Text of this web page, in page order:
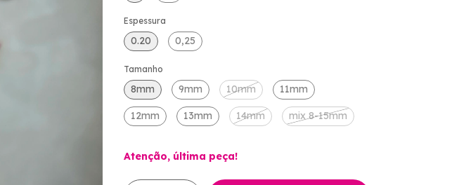
Espessura
0.20 0,25
Tamanho
8mm 9mm 10mm 11mm
12mm 13mm 14mm mix 8-15mm
Atenção, última peça!